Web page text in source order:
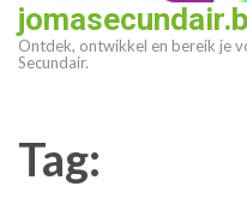
Ontdek, ontwikkel en bereik je
Secundair.
Tag: